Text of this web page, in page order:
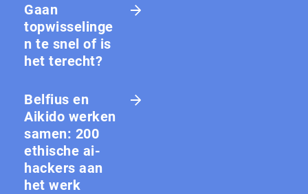
Gaan
topwisselinge
n te snel of is
het terecht?
Belfius en
Aikido werken
samen: 200
ethische ai-
hackers aan
het werk